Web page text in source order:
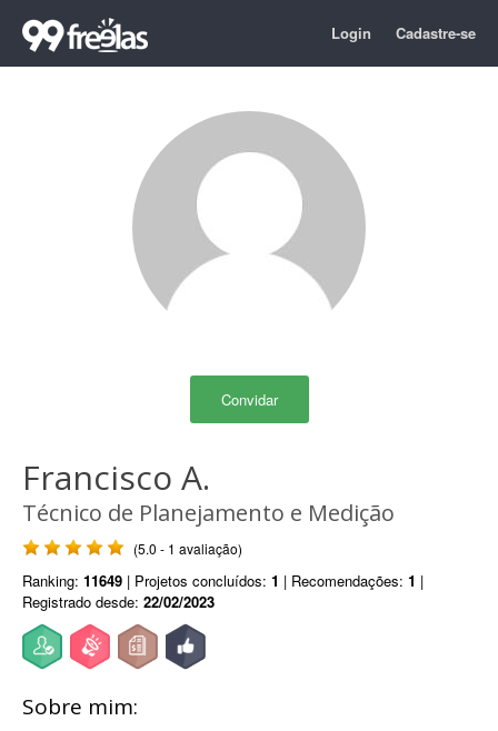
Login Cadastre-se
Convidar
Francisco A.
Técnico de Planejamento e Medição
(5.0 - 1 avaliação)
Ranking: 11649 | Projetos concluídos: 1 | Recomendações: 1 |
Registrado desde: 22/02/2023
Sobre mim: